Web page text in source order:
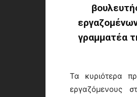
γραμματέα
Τα κυριότερα
εργαζόμενους